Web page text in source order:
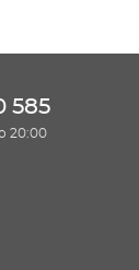
585
20:00